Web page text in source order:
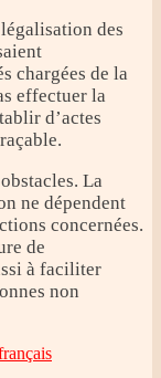
des
chargées de la
effectuer la
d’actes
La
ne dépendent
concernées.
de
à faciliter
non